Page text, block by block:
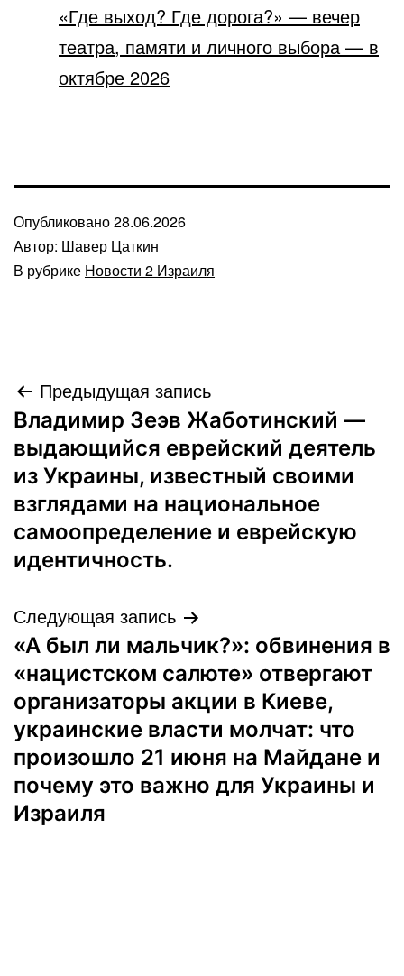
«Где выход? Где дорога?» — вечер
театра, памяти и личного выбора — в
октябре 2026
Опубликовано28.06.2026
Автор: Шавер Цаткин
В рубрике Новости 2 Израиля
Навигация
по
записям
Предыдущая запись
Владимир Зеэв Жаботинский —
выдающийся еврейский деятель
из Украины, известный своими
взглядами на национальное
самоопределение и еврейскую
идентичность.
Следующая запись
«А был ли мальчик?»: обвинения в
«нацистском салюте» отвергают
организаторы акции в Киеве,
украинские власти молчат: что
произошло 21 июня на Майдане и
почему это важно для Украины и
Израиля